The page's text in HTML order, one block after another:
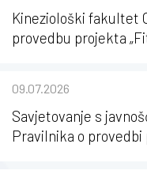
Kineziološki fakultet
provedbu projekta
09.07.2026
Savjetovanje s
Pravilnika o